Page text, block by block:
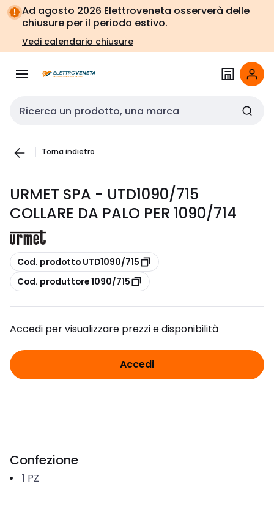
Vai alla
navigazione
Vai
alla
pagina
Ad agosto 2026 Elettroveneta osserverà delle
chiusure per il periodo estivo.
Vedi calendario chiusure
Cerca input
Torna indietro
URMET SPA - UTD1090/715
COLLARE DA PALO PER 1090/714
copia
Cod. prodotto UTD1090/715
copia
Cod. produttore 1090/715
Accedi per visualizzare prezzi e disponibilità
Accedi
Confezione
1 PZ